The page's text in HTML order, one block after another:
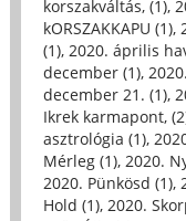
korszakváltás, (1),
kORSZAKKAPU (1),
(1), 2020. április
december (1),
december 21. (1),
Ikrek karmapont,
asztrológia (1),
Mérleg (1), 2020.
2020. Pünkösd (1),
Hold (1), 2020.